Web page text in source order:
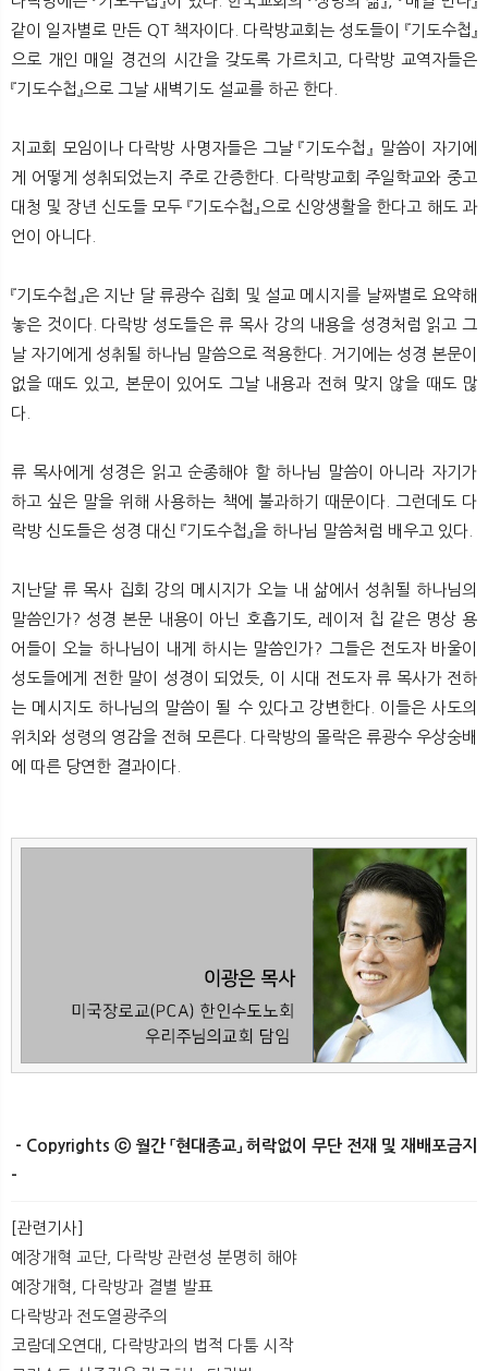
같이 일자별로 만든 QT 책자이다. 다락방교회는 성도들이 『기도수첩』
으로 개인 매일 경건의 시간을 갖도록 가르치고, 다락방 교역자들은
『기도수첩』으로 그날 새벽기도 설교를 하곤 한다.
지교회 모임이나 다락방 사명자들은 그날 『기도수첩』 말씀이 자기에
게 어떻게 성취되었는지 주로 간증한다. 다락방교회 주일학교와 중고
대청 및 장년 신도들 모두 『기도수첩』으로 신앙생활을 한다고 해도 과
언이 아니다.
『기도수첩』은 지난 달 류광수 집회 및 설교 메시지를 날짜별로 요약해
놓은 것이다. 다락방 성도들은 류 목사 강의 내용을 성경처럼 읽고 그
날 자기에게 성취될 하나님 말씀으로 적용한다. 거기에는 성경 본문이
없을 때도 있고, 본문이 있어도 그날 내용과 전혀 맞지 않을 때도 많
다.
류 목사에게 성경은 읽고 순종해야 할 하나님 말씀이 아니라 자기가
하고 싶은 말을 위해 사용하는 책에 불과하기 때문이다. 그런데도 다
락방 신도들은 성경 대신 『기도수첩』을 하나님 말씀처럼 배우고 있다.
지난달 류 목사 집회 강의 메시지가 오늘 내 삶에서 성취될 하나님의
말씀인가? 성경 본문 내용이 아닌 호흡기도, 레이저 칩 같은 명상 용
어들이 오늘 하나님이 내게 하시는 말씀인가? 그들은 전도자 바울이
성도들에게 전한 말이 성경이 되었듯, 이 시대 전도자 류 목사가 전하
는 메시지도 하나님의 말씀이 될 수 있다고 강변한다. 이들은 사도의
위치와 성령의 영감을 전혀 모른다. 다락방의 몰락은 류광수 우상숭배
에 따른 당연한 결과이다.
- Copyrights ⓒ 월간 「현대종교」 허락없이 무단 전재 및 재배포금지
-
[관련기사]
예장개혁 교단, 다락방 관련성 분명히 해야
예장개혁, 다락방과 결별 발표
다락방과 전도열광주의
코람데오연대, 다락방과의 법적 다툼 시작